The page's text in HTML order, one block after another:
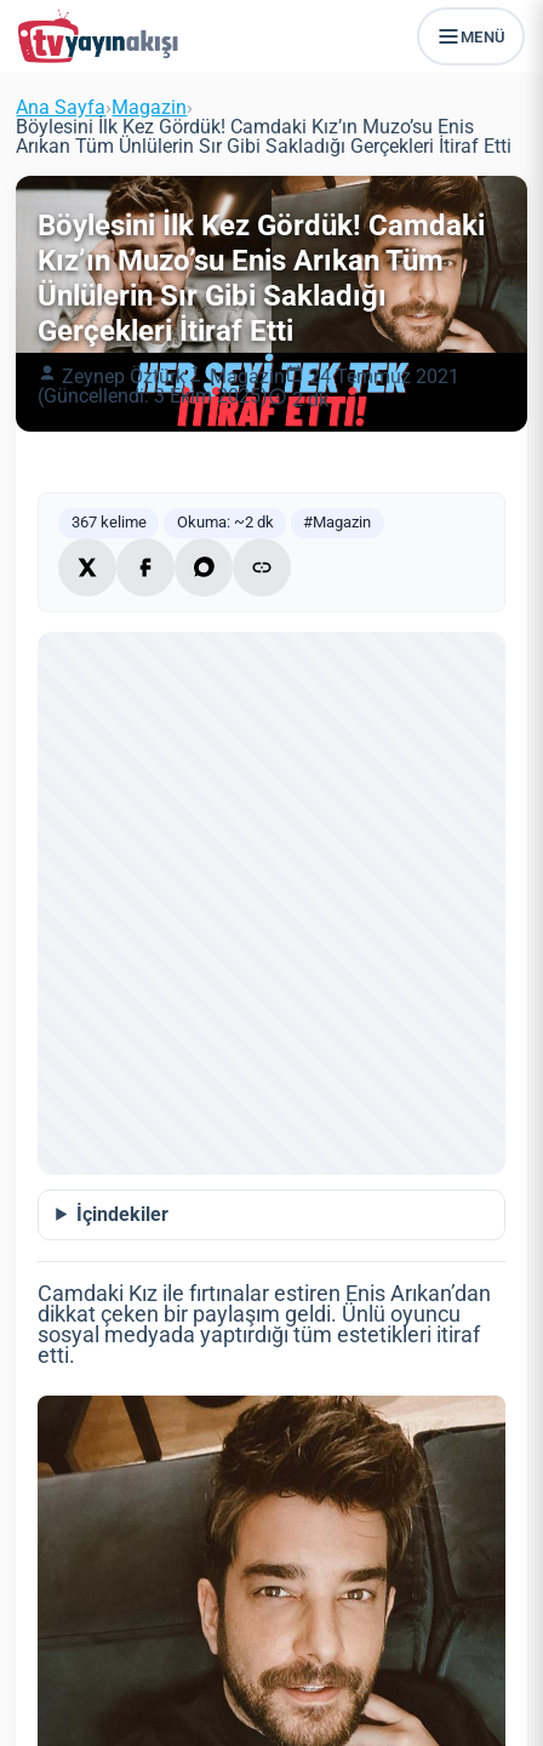
MENÜ
Ana Sayfa›Magazin›
Böylesini İlk Kez Gördük! Camdaki Kız’ın Muzo’su Enis
Arıkan Tüm Ünlülerin Sır Gibi Sakladığı Gerçekleri İtiraf Etti
Böylesini İlk Kez Gördük! Camdaki
Kız’ın Muzo’su Enis Arıkan Tüm
Ünlülerin Sır Gibi Sakladığı
Gerçekleri İtiraf Etti
Zeynep Öztürk Magazin
24 Temmuz 2021
(Güncellendi: 3 Ekim 2025)
2 dk
367 kelime Okuma: ~2 dk #Magazin
İçindekiler
Camdaki Kız ile fırtınalar estiren Enis Arıkan’dan
dikkat çeken bir paylaşım geldi. Ünlü oyuncu
sosyal medyada yaptırdığı tüm estetikleri itiraf
etti.